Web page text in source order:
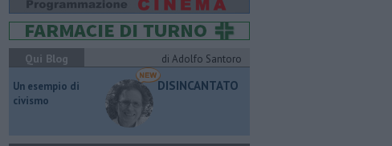
Qui Blog
di Adolfo Santoro
​Un esempio di
civismo
DISINCANTATO